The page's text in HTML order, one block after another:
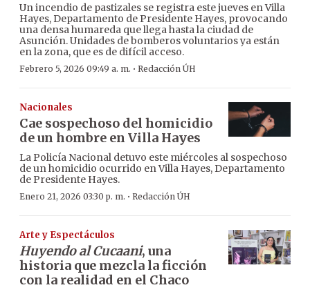
Un incendio de pastizales se registra este jueves en Villa
Hayes, Departamento de Presidente Hayes, provocando
una densa humareda que llega hasta la ciudad de
Asunción. Unidades de bomberos voluntarios ya están
en la zona, que es de difícil acceso.
Febrero 5, 2026 09:49 a. m. · Redacción ÚH
Nacionales
Cae sospechoso del homicidio
de un hombre en Villa Hayes
La Policía Nacional detuvo este miércoles al sospechoso
de un homicidio ocurrido en Villa Hayes, Departamento
de Presidente Hayes.
Enero 21, 2026 03:30 p. m. · Redacción ÚH
Arte y Espectáculos
Huyendo al Cucaani, una
historia que mezcla la ficción
con la realidad en el Chaco